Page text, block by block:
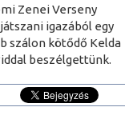
Zenei Verseny
igazából egy
szálon kötődő Kelda
beszélgettünk.